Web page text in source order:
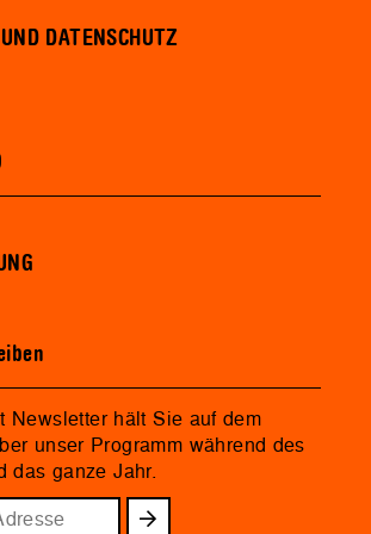
DATENSCHUTZ
Newsletter hält Sie auf dem
unser Programm während des
das ganze Jahr.